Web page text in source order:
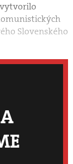
Slovenského